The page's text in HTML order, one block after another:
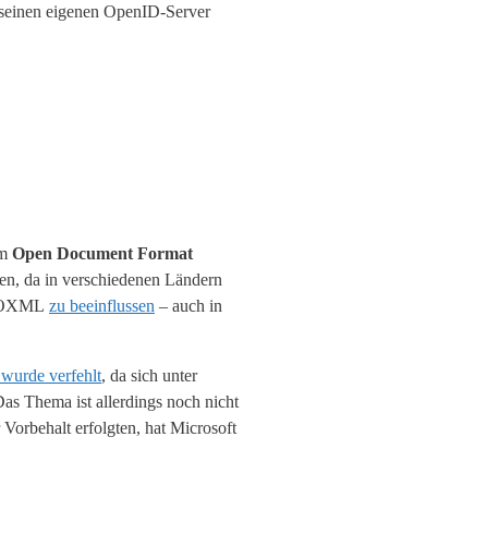
eigenen OpenID-Server
Open Document Format
da in verschiedenen Ländern
zu beeinflussen – auch in
verfehlt, da sich unter
Thema ist allerdings noch nicht
erfolgten, hat Microsoft